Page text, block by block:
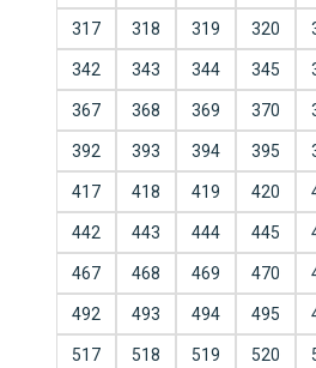
317 318 319 320
342 343 344 345
367 368 369 370
392 393 394 395
417 418 419 420
442 443 444 445
467 468 469 470
492 493 494 495
517 518 519 520